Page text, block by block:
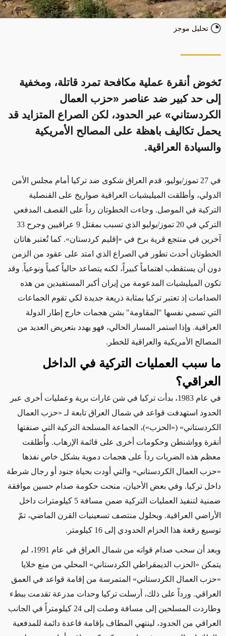
تحليل موجز
تَخوض أنقرة عملية مكافحة تمرد قاتلة، ومخفية
إلى حد كبير ضد عناصر «حزب العمال
الكردستاني» عبر الحدود، لكن الصراع المتزايد قد
يحمل تكاليف باهظة على المصالح الأمريكية
والسيادة العراقية.
في 27 تموز/يوليو، قدم العراق شكوى ضد تركيا أمام مجلس الأمن
الدولي، وأطلقت الميليشيات العراقية صواريخ على القنصلية
التركية في الموصل. وجاءت الخطوتان رداً على القصف المدفعي
التركي في 20 تموز/يوليو الذي تسبب بمقتل 9 عراقيين وجرح 33
آخرين في منتجع قرية برخ في «إقليم كردستان». كما تُعتبر هاتان
الخطوتان أحدث تطور في الصراع الذي امتد على عقود من الزمن
دون أن يستقطب اهتماماً كبيراً، لكنه يتصاعد حالياً كمياً ونوعياً. وقد
تكون الميليشيات المدعومة من إيران أكبر المستفيدين من هذه
الصدامات إذ تعتبر تركيا بمثابة ذريعة جديدة لكي تقوم الجماعات
التي تسمي نفسها "المقاومة" بشن هجمات خارج إطار الدولة
العراقية. وإذا استمر المسار الحالي، فهو يهدد بتعريض العديد من
المصالح الأمريكية والعراقية للخطر .
ما سبب العمليات التركية في الداخل
العراقي؟
في عام 1983، بدأت تركيا في شن غارات برية وعمليات أخرى عبر
الحدود استهدفت قواعد في شمال العراق تابعة لـ «حزب العمال
الكردستاني» (« الحزب»)، الجماعة المسلحة التركية التي صنفتها
أنقرة وواشنطن وحكومات أخرى على قائمة الإرهاب. وأُطلقت
معظم هذه الضربات رداً على هجمات دموية بشكل خاص نفذها
«حزب العمال الكردستاني» والتي أودت بحياة جنود أو رجال شرطة
داخل تركيا. وفي بعض الأحيان، منحت حكومة صدام حسين موافقة
ضمنية لتنفيذ العمليات التركية ضمن مسافة 5 كيلومترات داخل
الأراضي العراقية. وبحلول منتصف تسعينيات القرن الماضي، تمّ
توسيع رقعة هذا الحزام الحدودي إلى 16 كيلومتر.
وبعد أن سحب صدام قواته من شمال العراق في
عام 1991، لم
يتمكن « الحزب الديمقراطي الكردستاني» المحلي من منع خلايا
«حزب العمال الكردستاني» المتمرسة من إقامة قواعد في العمق
العراقي. ورداً على ذلك، أرسلت تركيا وحدات مدرعة تقدمت ببطء
وطاردت المسلحين إلى مسافة وصلت إلى 24 كيلومتراً في الجانب
العراقي من الحدود، لينتهي المطاف بإقامة قاعدة دائمة للمدفعية